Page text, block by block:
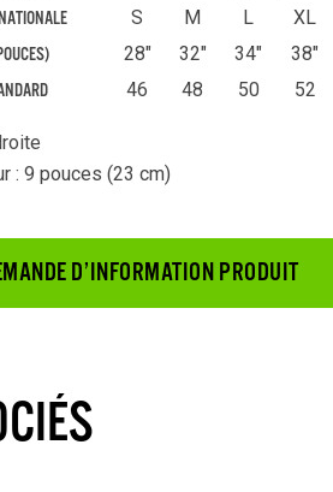
S M L XL
28" 32" 34" 38"
46 48 50 52
: 9 pouces (23 cm)
D’INFORMATION PRODUIT